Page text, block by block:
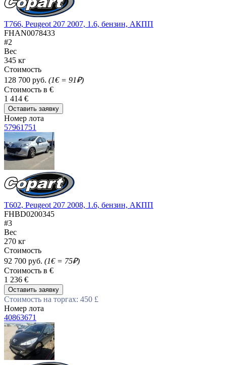
T766, Peugeot 207 2007, 1.6, бензин, АКПП
FHAN0078433
#2
Вес
345 кг
Стоимость
128 700 руб. (1€ = 91₽)
Стоимость в €
1 414 €
Оставить заявку
Номер лота
57961751
T602, Peugeot 207 2008, 1.6, бензин, АКПП
FHBD0200345
#3
Вес
270 кг
Стоимость
92 700 руб. (1€ = 75₽)
Стоимость в €
1 236 €
Оставить заявку
Стоимость на торгах: 450 £
Номер лота
40863671